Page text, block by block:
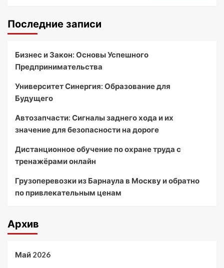
Последние записи
Бизнес и Закон: Основы Успешного
Предпринимательства
Университет Синергия: Образование для
Будущего
Автозапчасти: Сигналы заднего хода и их
значение для безопасности на дороге
Дистанционное обучение по охране труда с
тренажёрами онлайн
Грузоперевозки из Барнаула в Москву и обратно
по привлекательным ценам
Архив
Май 2026